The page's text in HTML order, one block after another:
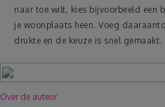
naar toe wilt, kies bijvoorbeeld een
je woonplaats heen. Voeg
drukte en de keuze is snel gemaakt.
Over de auteur